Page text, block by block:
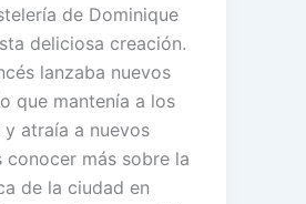
de Dominique
deliciosa creación.
lanzaba nuevos
que mantenía a los
atraía a nuevos
conocer más sobre la
de la ciudad en